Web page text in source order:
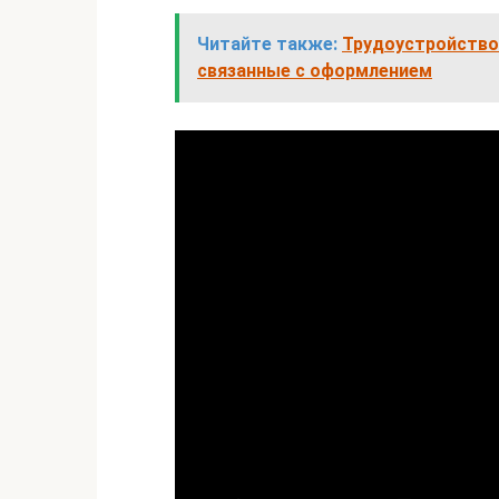
Читайте также:
связанные с оформлением